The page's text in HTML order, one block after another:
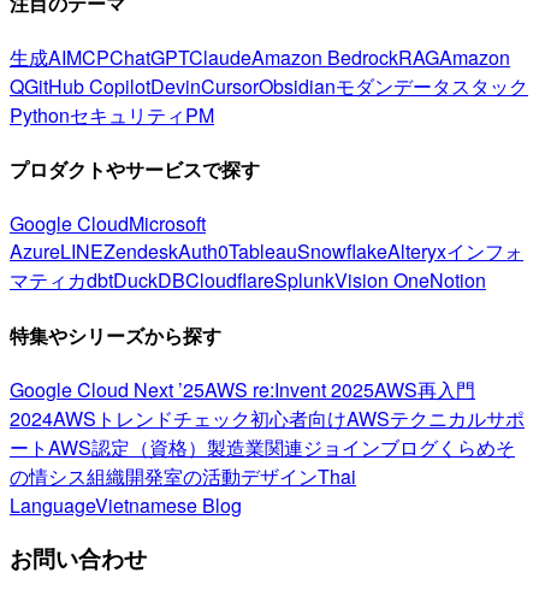
生成AIMCPChatGPTClaudeAmazon BedrockRAGAmazon
QGitHub CopilotDevinCursorObsidianモダンデータスタック
PythonセキュリティPM
プロダクトやサービスで探す
Google CloudMicrosoft
AzureLINEZendeskAuth0TableauSnowflakeAlteryxインフォ
マティカdbtDuckDBCloudflareSplunkVision OneNotion
特集やシリーズから探す
Google Cloud Next ’25AWS re:Invent 2025AWS再入門
2024AWSトレンドチェック初心者向けAWSテクニカルサポ
ートAWS認定（資格） 製造業関連ジョインブログくらめそ
の情シス組織開発室の活動デザインThai
LanguageVietnamese Blog
お問い合わせ